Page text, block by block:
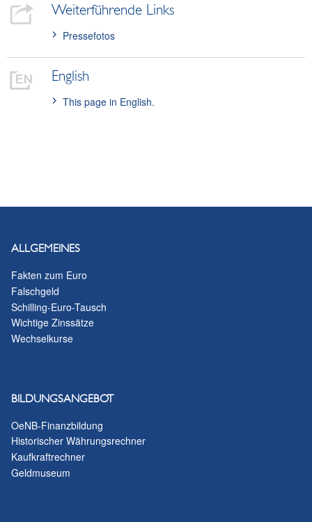
Weiterführende Links
Pressefotos
English
This page in English.
ALLGEMEINES
Fakten zum Euro
Falschgeld
Schilling-Euro-Tausch
Wichtige Zinssätze
Wechselkurse
BILDUNGSANGEBOT
OeNB-Finanzbildung
Historischer Währungsrechner
Kaufkraftrechner
Geldmuseum